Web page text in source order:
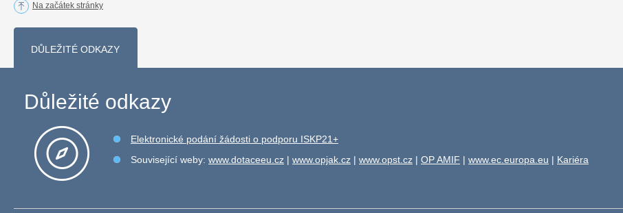
Na začátek stránky
DŮLEŽITÉ ODKAZY
Důležité odkazy
Elektronické podání žádosti o podporu ISKP21+
Související weby: www.dotaceeu.cz | www.opjak.cz | www.opst.cz | OP AMIF | www.ec.europa.eu | Kariéra